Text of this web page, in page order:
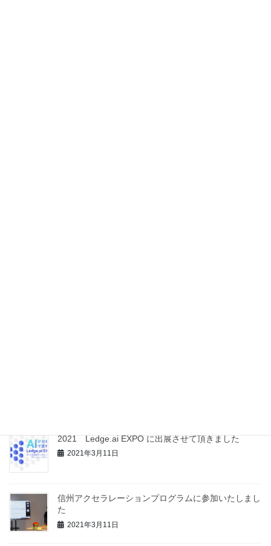
2021 Ledge.ai EXPO に出展させて頂きました
2021年3月11日
信州アクセラレーションプログラムに参加いたしまし
た
2021年3月11日